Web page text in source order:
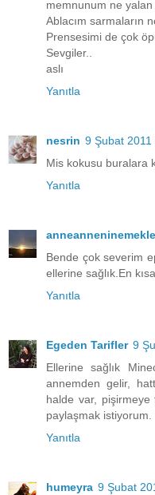
memnunum ne yalan
Ablacım sarmaların
Prensesimi de çok
Sevgiler..
aslı
Yanıtla
nesrin 9 Şubat 2011
Mis kokusu buralara
Yanıtla
Bende çok severim
ellerine sağlık.En
Yanıtla
Egeden Tarifler 9
Ellerine sağlık
annemden gelir,
halde var,
paylaşmak istiyorum.
Yanıtla
humeyra 9 Şubat